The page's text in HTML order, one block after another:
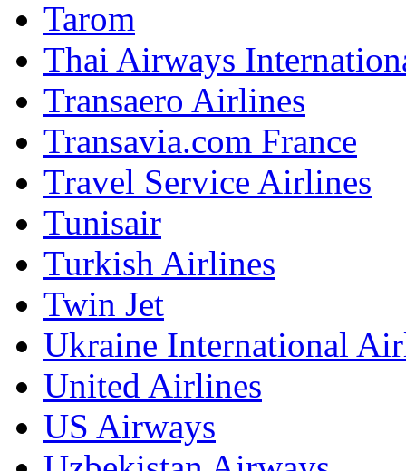
Tarom
Thai Airways
Transaero Airlines
Transavia.com France
Travel Service Airlines
Tunisair
Turkish Airlines
Twin Jet
Ukraine International
United Airlines
US Airways